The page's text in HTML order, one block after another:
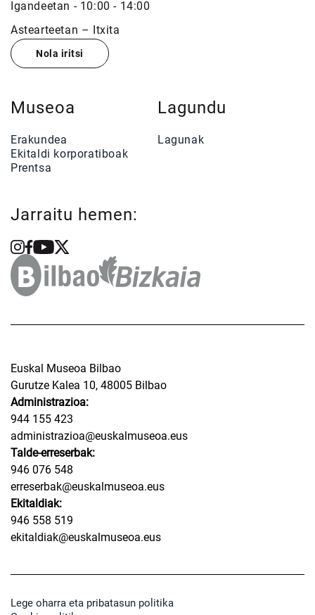
Igandeetan - 10:00 - 14:00
Astearteetan – Itxita
Nola iritsi
Museoa
Erakundea
Ekitaldi korporatiboak
Prentsa
Lagundu
Lagunak
Jarraitu hemen:
Euskal Museoa Bilbao
Gurutze Kalea 10, 48005 Bilbao
Administrazioa:
944 155 423
administrazioa@euskalmuseoa.eus
Talde-erreserbak:
946 076 548
erreserbak@euskalmuseoa.eus
Ekitaldiak:
946 558 519
ekitaldiak@euskalmuseoa.eus
Lege oharra eta pribatasun politika